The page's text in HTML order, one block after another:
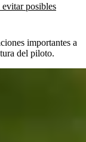
posibles
importantes a
del piloto.